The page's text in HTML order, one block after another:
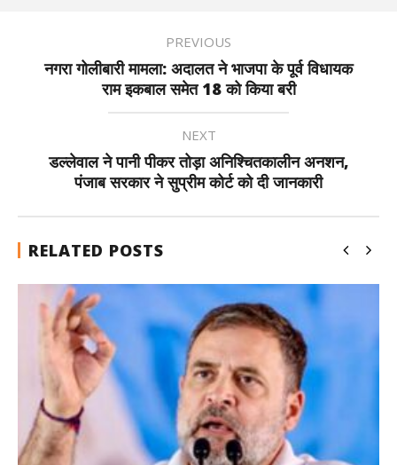
PREVIOUS
नगरा गोलीबारी मामला: अदालत ने भाजपा के पूर्व विधायक
राम इकबाल समेत 18 को किया बरी
NEXT
डल्लेवाल ने पानी पीकर तोड़ा अनिश्चितकालीन अनशन,
पंजाब सरकार ने सुप्रीम कोर्ट को दी जानकारी
RELATED POSTS